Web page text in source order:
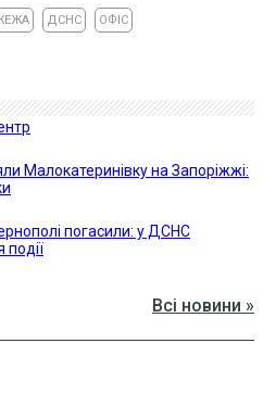
ДСНС ОФІС
Малокатеринівку на Запоріжжі:
погасили: у ДСНС
події
Всі новини »